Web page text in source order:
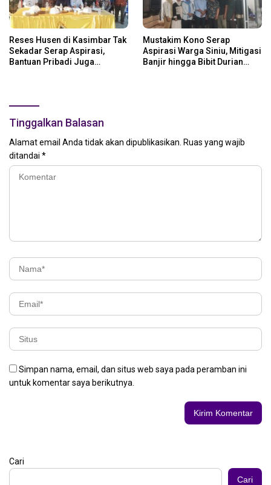
Reses Husen di Kasimbar Tak
Sekadar Serap Aspirasi,
Bantuan Pribadi Juga
Mustakim Kono Serap
Aspirasi Warga Siniu, Mitigasi
Banjir hingga Bibit Durian
Tinggalkan Balasan
Alamat email Anda tidak akan dipublikasikan. Ruas yang wajib
ditandai *
Simpan nama, email, dan situs web saya pada peramban ini
untuk komentar saya berikutnya.
Cari
Cari